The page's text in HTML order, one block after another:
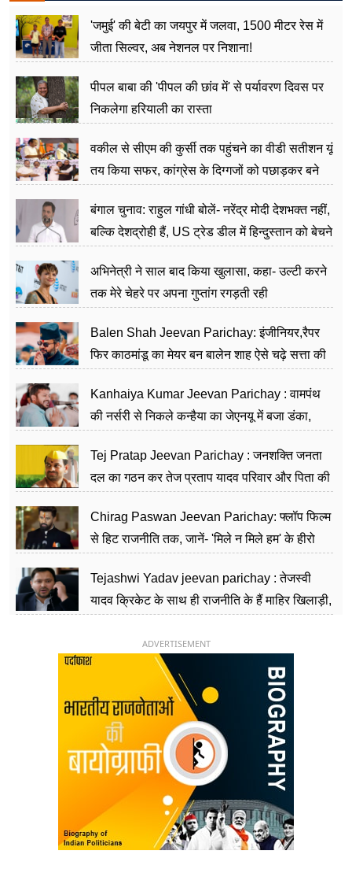
'जमुई' की बेटी का जयपुर में जलवा, 1500 मीटर रेस में
जीता सिल्वर, अब नेशनल पर निशाना!
पीपल बाबा की 'पीपल की छांव में' से पर्यावरण दिवस पर
निकलेगा हरियाली का रास्ता
वकील से सीएम की कुर्सी तक पहुंचने का वीडी सतीशन यूं
तय किया सफर, कांग्रेस के दिग्गजों को पछाड़कर बने
बंगाल चुनाव: राहुल गांधी बोलें- नरेंद्र मोदी देशभक्त नहीं,
बल्कि देशद्रोही हैं, US ट्रेड डील में हिन्दुस्तान को बेचने
अभिनेत्री ने साल बाद किया खुलासा, कहा- उल्टी करने
तक मेरे चेहरे पर अपना गुप्तांग रगड़ती रही
Balen Shah Jeevan Parichay: इंजीनियर,रैपर
फिर काठमांडू का मेयर बन बालेन शाह ऐसे चढ़े सत्ता की
Kanhaiya Kumar Jeevan Parichay : वामपंथ
की नर्सरी से निकले कन्हैया का जेएनयू में बजा डंका,
Tej Pratap Jeevan Parichay : जनशक्ति जनता
दल का गठन कर तेज प्रताप यादव परिवार और पिता की
Chirag Paswan Jeevan Parichay: फ्लॉप फिल्म
से हिट राजनीति तक, जानें- 'मिले न मिले हम' के हीरो
Tejashwi Yadav jeevan parichay : तेजस्वी
यादव क्रिकेट के साथ ही राजनीति के हैं माहिर खिलाड़ी,
ADVERTISEMENT